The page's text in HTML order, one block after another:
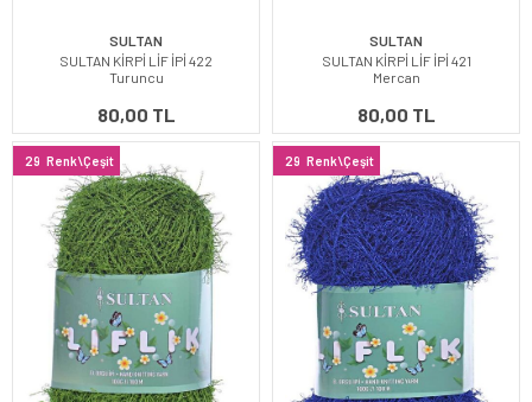
SULTAN
SULTAN KİRPİ LİF İPİ 422
Turuncu
80,00 TL
SULTAN
SULTAN KİRPİ LİF İPİ 421
Mercan
80,00 TL
29 Renk\Çeşit 29 Renk\Çeşit